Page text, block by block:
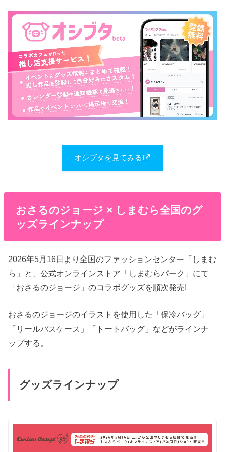
オシブタを見てみる
おさるのジョージ × しまむら全国のグ
ッズラインナップ
2026年5月16日より全国のファッションセンター「しまむ
ら」と、公式オンラインストア「しまむらパーク」にて
「おさるのジョージ」のコラボグッズを順次発売!
おさるのジョージのイラストを使用した「保冷バッグ」
「リールバスケース」「トートバッグ」などがラインナ
ップする。
グッズラインナップ